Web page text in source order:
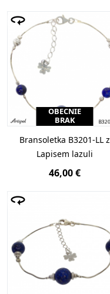
OBECNIE
BRAK
Bransoletka B3201-LL z
Lapisem lazuli
46,00 €